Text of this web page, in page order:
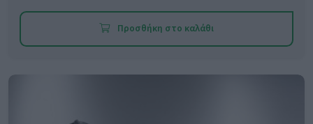
Προσθήκη στο καλάθι